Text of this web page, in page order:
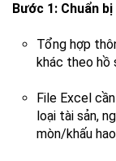
Bước 1: Chuẩn
Tổng hợp
khác theo hồ
File Excel
loại tài sản,
mòn/khấu